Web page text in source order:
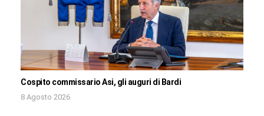
Cospito commissario Asi, gli auguri di Bardi
8 Agosto 2026